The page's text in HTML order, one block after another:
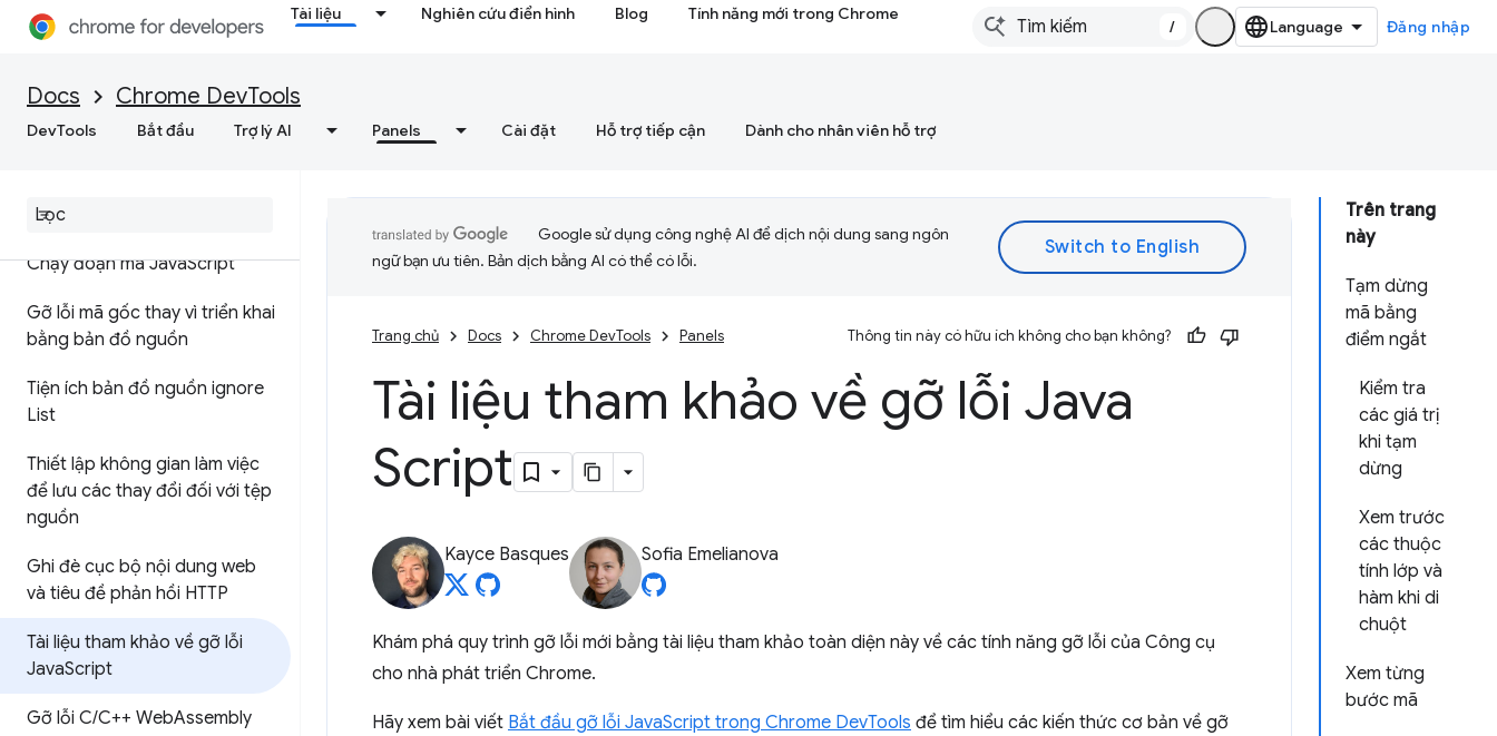
Tài liệu Nghiên cứu điển hình Blog Tính năng mới trong Chrome
/ Đăng nhập
Docs Chrome DevTools
DevTools Bắt đầu Trợ lý AI Panels Cài đặt Hỗ trợ tiếp cận Dành cho nhân viên hỗ trợ
Nguồn
Tổng quan
Gỡ lỗi JavaScript
ngắt
Chạy đoạn mã JavaScript
Gỡ lỗi mã gốc thay vì triển khai
bằng bản đồ nguồn
Tiện ích bản đồ nguồn ignore
List
Thiết lập không gian làm việc
để lưu các thay đổi đối với tệp
nguồn
Ghi đè cục bộ nội dung web
và tiêu đề phản hồi HTTP
Tài liệu tham khảo về gỡ lỗi
JavaScript
Gỡ lỗi C/C++ WebAssembly
Trên trang
này
Tạm dừng
mã bằng
điểm ngắt
Kiểm tra
các giá trị
khi tạm
dừng
Xem trước
các thuộc
tính lớp và
hàm khi di
chuột
Xem từng
bước mã
Google sử dụng công nghệ AI để dịch nội dung sang ngôn
ngữ bạn ưu tiên. Bản dịch bằng AI có thể có lỗi.
Trang chủ Docs Chrome DevTools Panels Thông tin này có hữu ích không cho bạn không?
Tài liệu tham khảo về gỡ lỗi Java
Script
Kayce Basques Sofia Emelianova
Khám phá quy trình gỡ lỗi mới bằng tài liệu tham khảo toàn diện này về các tính năng gỡ lỗi của Công cụ
cho nhà phát triển Chrome.
Hãy xem bài viết Bắt đầu gỡ lỗi JavaScript trong Chrome DevTools để tìm hiểu các kiến thức cơ bản về gỡ